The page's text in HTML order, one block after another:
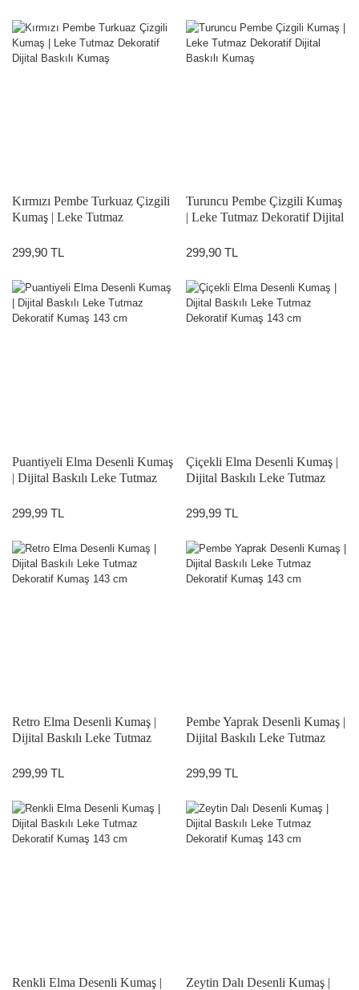
Kırmızı Pembe Turkuaz Çizgili
Kumaş | Leke Tutmaz
299,90 TL
Turuncu Pembe Çizgili Kumaş
| Leke Tutmaz Dekoratif Dijital
299,90 TL
Puantiyeli Elma Desenli Kumaş
| Dijital Baskılı Leke Tutmaz
299,99 TL
Çiçekli Elma Desenli Kumaş |
Dijital Baskılı Leke Tutmaz
299,99 TL
Retro Elma Desenli Kumaş |
Dijital Baskılı Leke Tutmaz
299,99 TL
Pembe Yaprak Desenli Kumaş |
Dijital Baskılı Leke Tutmaz
299,99 TL
Renkli Elma Desenli Kumaş |
Zeytin Dalı Desenli Kumaş |